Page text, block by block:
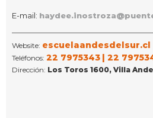
E-mail:
Website: escuelaandesdelsur.cl
Teléfonos: 22 7975343 | 22
Dirección: Los Toros 1600, Villa